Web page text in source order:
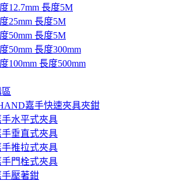
12.7mm 長度5M
25mm 長度5M
50mm 長度5M
50mm 長度300mm
100mm 長度500mm
嘉手快速夾具夾鉗
手水平式夾具
手垂直式夾具
手推拉式夾具
手門栓式夾具
手壓著鉗